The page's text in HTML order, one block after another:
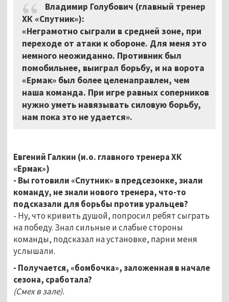
Владимир Голубович (главный тренер
ХК «Спутник»):
«Неграмотно сыграли в средней зоне, при
переходе от атаки к обороне. Для меня это
немного неожиданно. Противник был
помобильнее, выиграл борьбу, и на ворота
«Ермак» был более целенаправлен, чем
наша команда. При игре равных соперников
нужно уметь навязывать силовую борьбу,
нам пока это не удается».
Евгений Галкин (и.о. главного тренера ХК
«Ермак»)
- Вы готовили «Спутник» в предсезонке, знали
команду, не знали нового тренера, что-то
подсказали для борьбы против уральцев?
- Ну, что кривить душой, попросил ребят сыграть
на победу. Знал сильные и слабые стороны
команды, подсказал на установке, парни меня
услышали.
- Получается, «бомбочка», заложенная в начале
сезона, сработала?
(Смех в зале).